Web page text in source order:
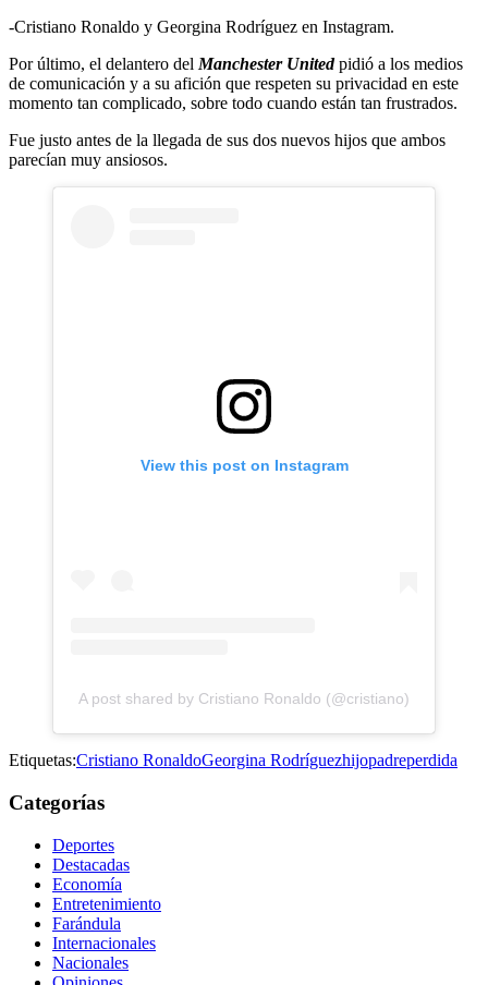
-Cristiano Ronaldo y Georgina Rodríguez en Instagram.
Por último, el delantero del Manchester Unitedpidió a los medios
de comunicación y a su afición que respeten su privacidad en este
momento tan complicado, sobre todo cuando están tan frustrados.
Fue justo antes de la llegada de sus dos nuevos hijos que ambos
parecían muy ansiosos.
View this post on Instagram
A post shared by Cristiano Ronaldo (@cristiano)
Etiquetas:Cristiano RonaldoGeorgina Rodríguezhijopadreperdida
Categorías
Deportes
Destacadas
Economía
Entretenimiento
Farándula
Internacionales
Nacionales